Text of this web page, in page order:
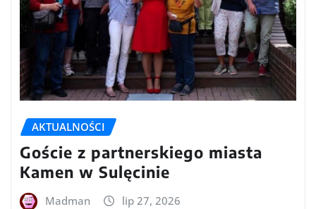
AKTUALNOŚCI
Goście z partnerskiego miasta
Kamen w Sulęcinie
Madman lip 27, 2026